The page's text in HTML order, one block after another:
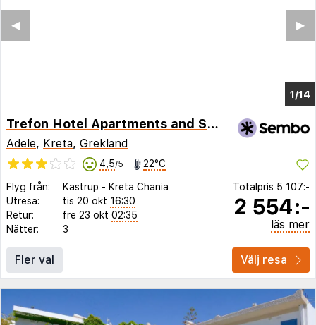
1/7
▶︎
◀︎
Trefon Hotel Apartments and Suites
Adele, Kreta, Grekland
4,5/5 22°C
Flyg från: Kastrup - Kreta Chania
Utresa:
tis 20 okt 16:30
Retur:
fre 23 okt 02:35
Nätter:
3
Totalpris 5 107:-
2 554:-
läs mer
Fler val Välj resa